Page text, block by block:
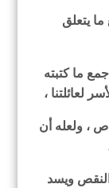
يتعلق
ما كتبته
لعائلتنا ،
، ولعله أن
ويسد